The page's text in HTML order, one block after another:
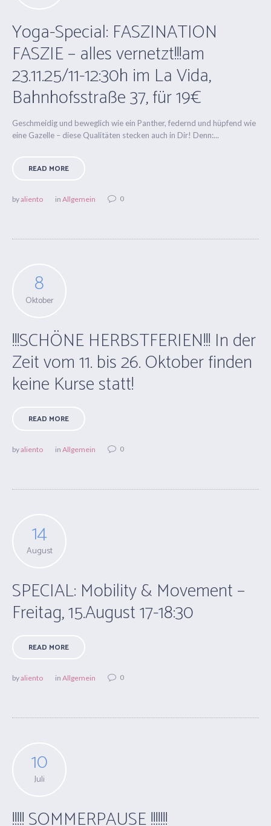
Yoga-Special: FASZINATION
FASZIE – alles vernetzt!!!am
23.11.25/11-12:30h im La Vida,
Bahnhofsstraße 37, für 19€
Geschmeidig und beweglich wie ein Panther, federnd und hüpfend wie
eine Gazelle – diese Qualitäten stecken auch in Dir! Denn:...
READ MORE
byaliento in Allgemein 0
8
Oktober
!!!SCHÖNE HERBSTFERIEN!!! In der
Zeit vom 11. bis 26. Oktober finden
keine Kurse statt!
READ MORE
byaliento in Allgemein 0
14
August
SPECIAL: Mobility & Movement –
Freitag, 15.August 17-18:30
READ MORE
byaliento in Allgemein 0
10
Juli
!!!!! SOMMERPAUSE !!!!!!!